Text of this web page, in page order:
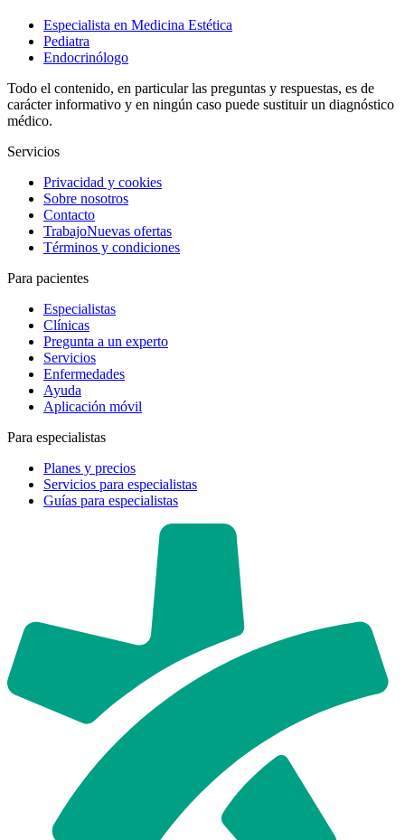
Especialista en Medicina Estética
Pediatra
Endocrinólogo
Todo el contenido, en particular las preguntas y respuestas, es de
carácter informativo y en ningún caso puede sustituir un diagnóstico
médico.
Servicios
Privacidad y cookies
Sobre nosotros
Contacto
TrabajoNuevas ofertas
Términos y condiciones
Para pacientes
Especialistas
Clínicas
Pregunta a un experto
Servicios
Enfermedades
Ayuda
Aplicación móvil
Para especialistas
Planes y precios
Servicios para especialistas
Guías para especialistas